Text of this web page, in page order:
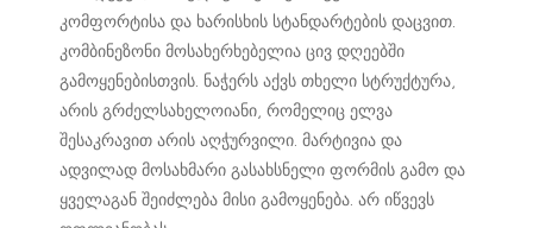
კომფორტისა და ხარისხის სტანდარტების დაცვით.
კომბინეზონი მოსახერხებელია ცივ დღეებში
გამოყენებისთვის. ნაჭერს აქვს თხელი სტრუქტურა,
არის გრძელსახელოიანი, რომელიც ელვა
შესაკრავით არის აღჭურვილი. მარტივია და
ადვილად მოსახმარი გასახსნელი ფორმის გამო და
ყველაგან შეიძლება მისი გამოყენება. არ იწვევს